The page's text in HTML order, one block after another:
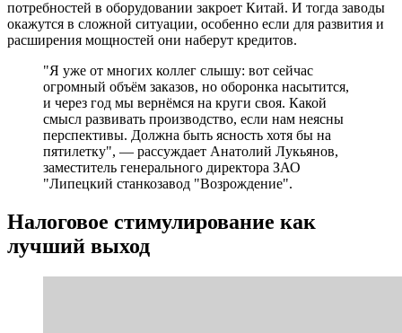
потребностей в оборудовании закроет Китай. И тогда заводы
окажутся в сложной ситуации, особенно если для развития и
расширения мощностей они наберут кредитов.
"Я уже от многих коллег слышу: вот сейчас
огромный объём заказов, но оборонка насытится,
и через год мы вернёмся на круги своя. Какой
смысл развивать производство, если нам неясны
перспективы. Должна быть ясность хотя бы на
пятилетку", — рассуждает Анатолий Лукьянов,
заместитель генерального директора ЗАО
"Липецкий станкозавод "Возрождение".
Налоговое стимулирование как
лучший выход